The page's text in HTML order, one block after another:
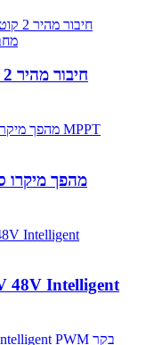
מהפך מיקרו
48V Intelligent